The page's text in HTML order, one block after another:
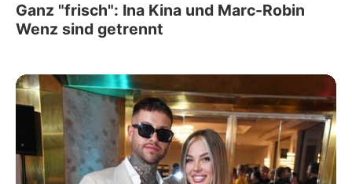
Ganz "frisch": Ina Kina und Marc-Robin
Wenz sind getrennt